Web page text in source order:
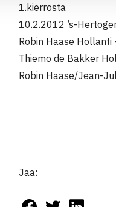
1.kierrosta
10.2.2012 ’s-
Robin Haase
Thiemo de Bakker
Robin Haase/Jean-
Jaa: